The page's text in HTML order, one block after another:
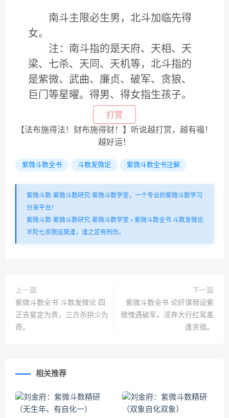
南斗主限必生男，北斗加临先得
女。
注：南斗指的是天府、天相、天
梁、七杀、天同、天机等，北斗指的
是紫微、武曲、廉贞、破军、贪狼、
巨门等星曜。得男、得女指生孩子。
打赏
【法布施得法！财布施得财！】听说越打赏，越有福！
越好运！
紫微斗数全书 斗数发微论 紫微斗数全书注解
紫微斗数-紫微斗数研究-紫微斗数学堂，一个专业的紫微斗数学习
分享平台！
紫微斗数-紫微斗数研究-紫微斗数学堂 » 紫微斗数全书 斗数发微论
羊陀七杀限运莫逢，逢之定有刑伤。
上一篇
紫微斗数全书 斗数发微论 四
正吉星定为贵，三方杀拱少为
奇。
下一篇
紫微斗数全书 论奸谋频设紫
微愧遇破军。淫奔大行红鸾差
逢贪宿。
相关推荐